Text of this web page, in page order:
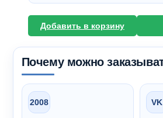
Добавить в корзину
Почему можно
2008 VK